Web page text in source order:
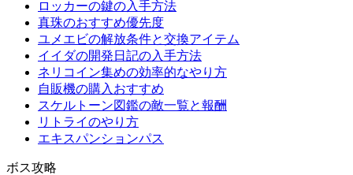
ロッカーの鍵の入手方法
真珠のおすすめ優先度
ユメエビの解放条件と交換アイテム
イイダの開発日記の入手方法
ネリコイン集めの効率的なやり方
自販機の購入おすすめ
スケルトーン図鑑の敵一覧と報酬
リトライのやり方
エキスパンションパス
ボス攻略